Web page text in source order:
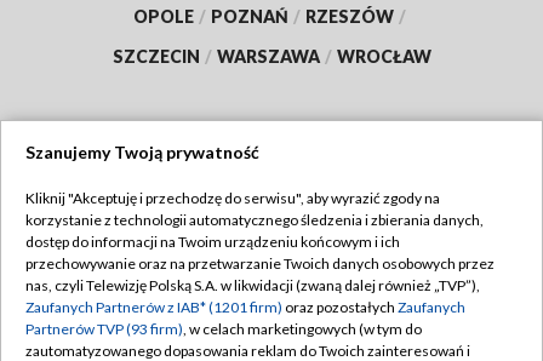
OPOLE / POZNAŃ / RZESZÓW /
SZCZECIN / WARSZAWA / WROCŁAW
TVP
Abonament TVP
Emisja w TVP
Centrum informacji TVP
Regulamin TVP
Polityka prywatności
Moje zgody
Szanujemy Twoją prywatność
Kliknij "Akceptuję i przechodzę do serwisu", aby wyrazić zgody na
korzystanie z technologii automatycznego śledzenia i zbierania danych,
dostęp do informacji na Twoim urządzeniu końcowym i ich
przechowywanie oraz na przetwarzanie Twoich danych osobowych przez
nas, czyli Telewizję Polską S.A. w likwidacji (zwaną dalej również „TVP”),
Zaufanych Partnerów z IAB* (1201 firm) oraz pozostałych Zaufanych
Partnerów TVP (93 firm), w celach marketingowych (w tym do
zautomatyzowanego dopasowania reklam do Twoich zainteresowań i